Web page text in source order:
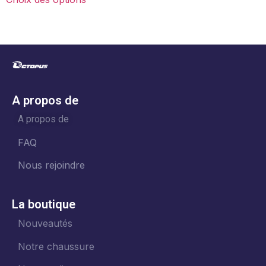
A propos de
A propos de
FAQ
Nous rejoindre
La boutique
Nouveautés
Notre chaussure